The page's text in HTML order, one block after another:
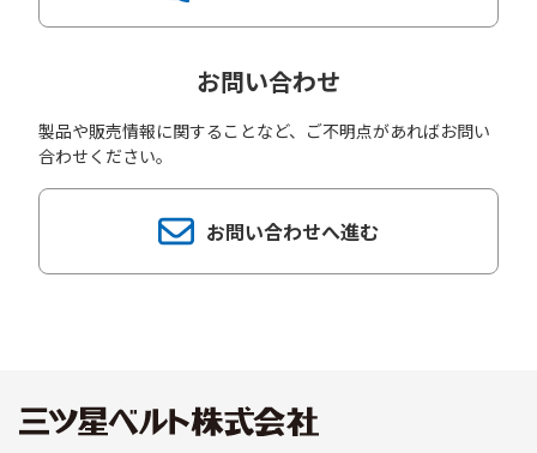
お問い合わせ
製品や販売情報に関することなど、ご不明点があればお問い
合わせください。
お問い合わせへ進む